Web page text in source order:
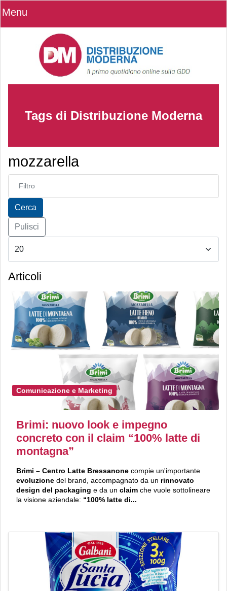
Menu
Tags di Distribuzione Moderna
mozzarella
Inserisci parte del titolo
Cerca
Pulisci
Articoli
Comunicazione e Marketing
Brimi: nuovo look e impegno
concreto con il claim “100% latte di
montagna”
Brimi – Centro Latte Bressanone compie un'importante
evoluzione del brand, accompagnato da un rinnovato
design del packaging e da un claim che vuole sottolineare
la visione aziendale: “100% latte di...